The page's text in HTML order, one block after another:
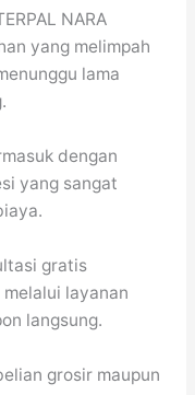
NARA
yang melimpah
lama
dengan
yang sangat
gratis
layanan
langsung.
grosir maupun